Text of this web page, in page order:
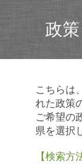
政
こちらは
れた政策
ご希望の
県を選択
【検索方